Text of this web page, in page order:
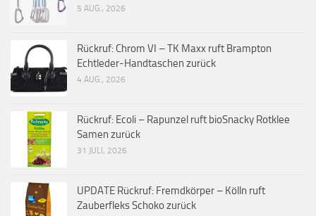
5 AUG., 2026
Rückruf: Chrom VI – TK Maxx ruft Brampton
Echtleder-Handtaschen zurück
4 AUG., 2026
Rückruf: Ecoli – Rapunzel ruft bioSnacky Rotklee
Samen zurück
31 JULI, 2026
UPDATE Rückruf: Fremdkörper – Kölln ruft
Zauberfleks Schoko zurück